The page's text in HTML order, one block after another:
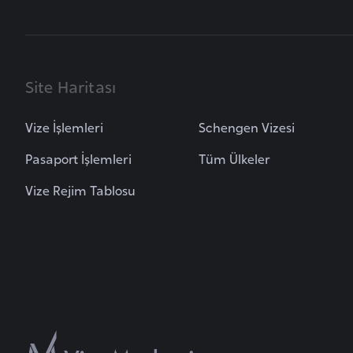
Site Haritası
Vize İşlemleri
Pasaport İşlemleri
Vize Rejim Tablosu
Schengen Vizesi
Tüm Ülkeler
i